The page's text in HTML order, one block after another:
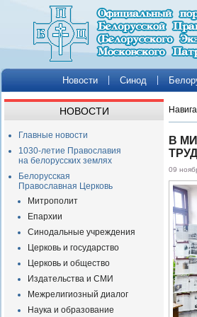
Новости Синод
НОВОСТИ
Главные новости
1030-летие Православия
на белорусских землях
Белорусская
Православная Церковь
Митрополит
Епархии
Синодальные учреждения
Церковь и государство
Церковь и общество
Издательства и СМИ
Межрелигиозный диалог
Наука и образование
В
09